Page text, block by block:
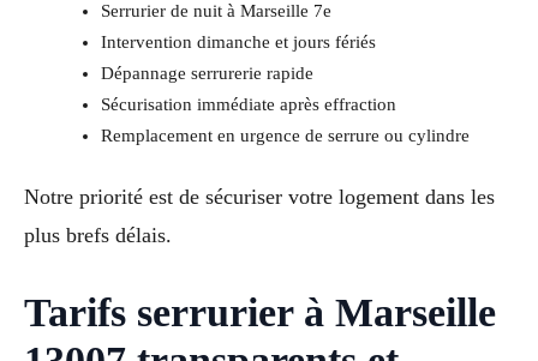
Serrurier de nuit à Marseille 7e
Intervention dimanche et jours fériés
Dépannage serrurerie rapide
Sécurisation immédiate après effraction
Remplacement en urgence de serrure ou cylindre
Notre priorité est de sécuriser votre logement dans les
plus brefs délais.
Tarifs serrurier à Marseille